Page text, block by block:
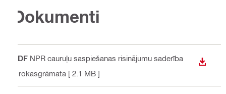
Dokumenti
PDF NPR cauruļu saspiešanas risinājumu saderība
s rokasgrāmata [ 2.1 MB ]